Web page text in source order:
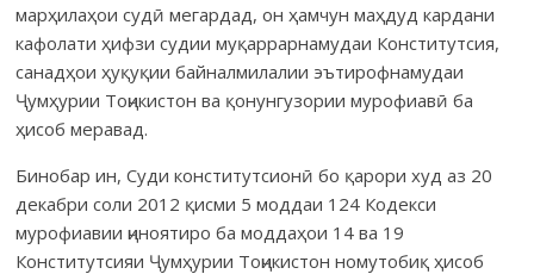
марҳилаҳои судӣ мегардад, он ҳамчун маҳдуд кардани
кафолати ҳифзи судии муқаррарнамудаи Конститутсия,
санадҳои ҳуқуқии байналмила­лии эътирофнамудаи
Ҷумҳурии Тоҷикистон ва қонунгузории мурофиа­вӣ ба
ҳисоб меравад.
Бинобар ин, Суди конститутсионӣ бо қарори худ аз 20
декабри соли 2012 қисми 5 моддаи 124 Кодекси
мурофиавии ҷиноятиро ба моддаҳои 14 ва 19
Конститутсияи Ҷумҳурии Тоҷикистон номутобиқ ҳисоб